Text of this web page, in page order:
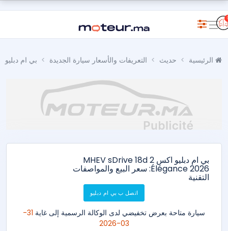
حديث التعريفات والأسعار سيارة الجديدة بي ام دبليو
بي ام دبليو اكس 2 MHEV sDrive 18d
Élégance 2026: سعر البيع والمواصفات
التقنية
اتصل ب بي ام دبليو
سيارة متاحة بعرض تخفيضي لدى الوكالة الرسمية إلى غاية
31-
03-2026